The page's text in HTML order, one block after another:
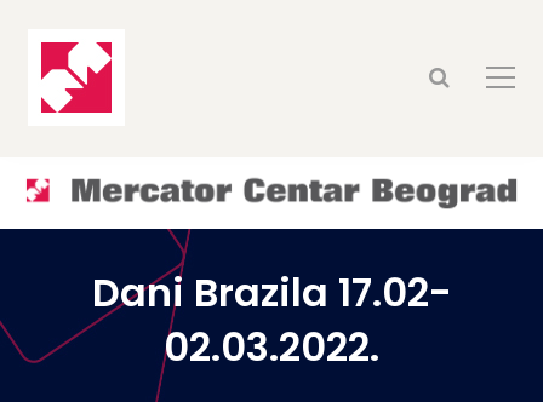
Dani Brazila 17.02-
02.03.2022.